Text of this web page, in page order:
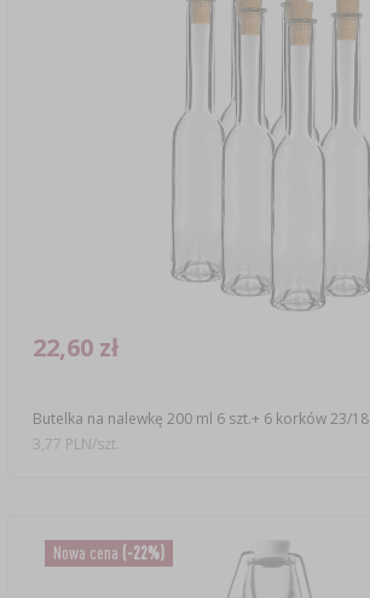
Butelka na nalewkę 200 ml 6 szt.+ 6 korków 23/18
22,60 zł
3,77 PLN/szt.
Nowa cena (-22%)